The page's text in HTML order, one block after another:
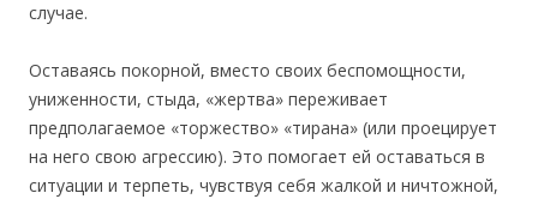
случае.
Оставаясь покорной, вместо своих беспомощности,
униженности, стыда, «жертва» переживает
предполагаемое «торжество» «тирана» (или проецирует
на него свою агрессию). Это помогает ей оставаться в
ситуации и терпеть, чувствуя себя жалкой и ничтожной,